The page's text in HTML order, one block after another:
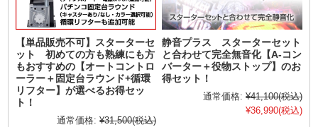
【単品販売不可】スターターセ
ット 初めての方も熟練にも方
もおすすめの【オートコントロ
ーラー＋固定台ラウンド+循環
リフター】が選べるお得セッ
ト！
通常価格: ¥31,500(税込)
静音プラス スターターセット
と合わせて完全無音化【A-コン
バーター＋役物ストップ】のお
得セット！
通常価格: ¥41,100(税込)
¥36,990(税込)